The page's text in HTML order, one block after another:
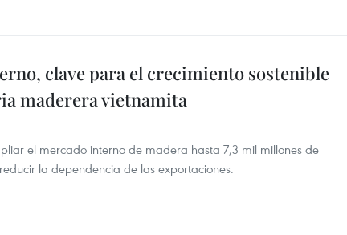
clave para el crecimiento sostenible
maderera vietnamita
el mercado interno de madera hasta 7,3 mil millones de
la dependencia de las exportaciones.